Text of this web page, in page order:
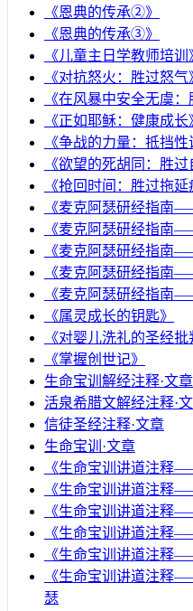
《恩典的传承②》
《恩典的传承③》
《儿童主日学教师培训
《对抗怒火：胜过怒气
《在风暴中安全无虞：
《正如耶稣：健康成长
《争战的力量：抵挡性
《欲望的死胡同：胜过
《抢回时间：胜过拖延
《麦克阿瑟研经指南
《麦克阿瑟研经指南
《麦克阿瑟研经指南
《麦克阿瑟研经指南
《麦克阿瑟研经指南
《属灵成长的钥匙》
《对婴儿洗礼的圣经
《掌握创世记》
生命宝训解经注释·文章
活泉希腊文解经注释·
信徒圣经注释·文章
生命宝训·文章
《生命宝训讲道注释
《生命宝训讲道注释
《生命宝训讲道注释
《生命宝训讲道注释
《生命宝训讲道注释
《生命宝训讲道注释
瑟